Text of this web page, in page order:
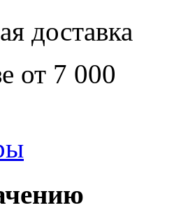
доставка
от 7 000